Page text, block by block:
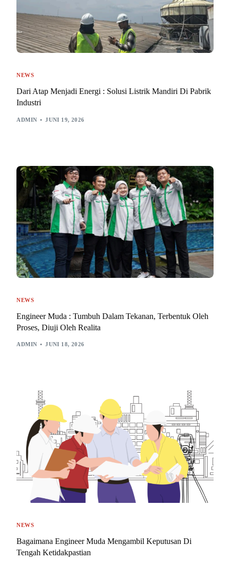
NEWS
Dari Atap Menjadi Energi : Solusi Listrik Mandiri Di Pabrik
Industri
ADMIN JUNI 19, 2026
NEWS
Engineer Muda : Tumbuh Dalam Tekanan, Terbentuk Oleh
Proses, Diuji Oleh Realita
ADMIN JUNI 18, 2026
NEWS
Bagaimana Engineer Muda Mengambil Keputusan Di
Tengah Ketidakpastian